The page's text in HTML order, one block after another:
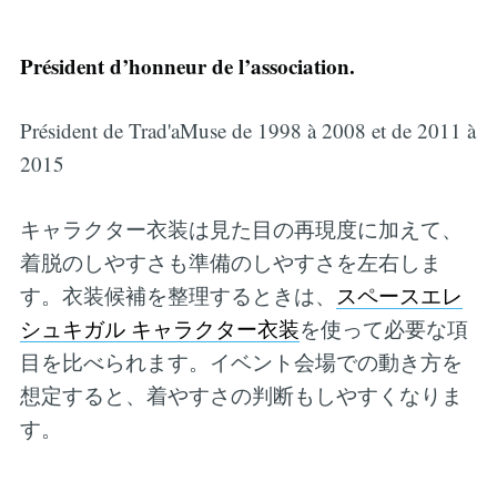
Président d’honneur de l’association.
Président de Trad'aMuse de 1998 à 2008 et de 2011 à
2015
キャラクター衣装は見た目の再現度に加えて、
着脱のしやすさも準備のしやすさを左右しま
す。衣装候補を整理するときは、
スペースエレ
シュキガル キャラクター衣装を使って必要な項
目を比べられます。イベント会場での動き方を
想定すると、着やすさの判断もしやすくなりま
す。